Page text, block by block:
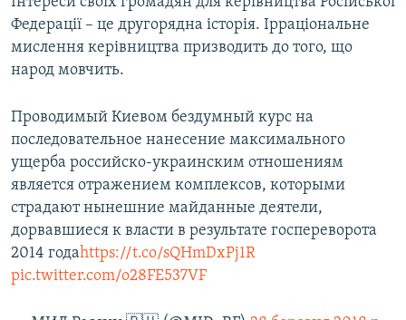
Федерації – це другорядна історія. Ірраціональне
мислення керівництва призводить до того, що
народ мовчить.
Проводимый Киевом бездумный курс на
последовательное нанесение максимального
ущерба российско-украинским отношениям
является отражением комплексов, которыми
страдают нынешние майданные деятели,
дорвавшиеся к власти в результате госпереворота
2014 годаhttps://t.co/sQHmDxPj1R
pic.twitter.com/o28FE537VF